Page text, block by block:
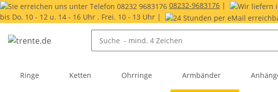
08232-9683176 |
bis Do. 10 - 12 u. 14 - 16 Uhr . Frei. 10 - 13 Uhr |
Ringe Ketten Ohrringe Armbänder